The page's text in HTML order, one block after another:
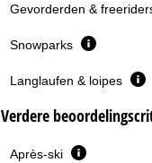
Gevorderden &
Snowparks
Langlaufen & loipes
Verdere
Après-ski